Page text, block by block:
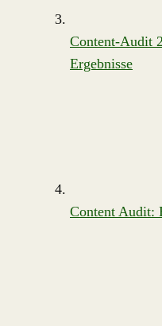
Content-Audit
Ergebnisse
Content Audit: